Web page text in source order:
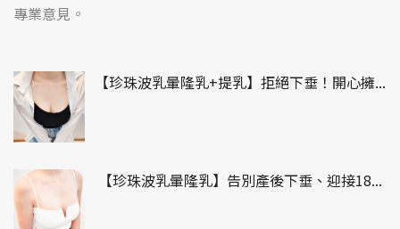
專業意見。
【珍珠波乳暈隆乳+提乳】拒絕下垂！開心擁...
【珍珠波乳暈隆乳】告別產後下垂、迎接18...